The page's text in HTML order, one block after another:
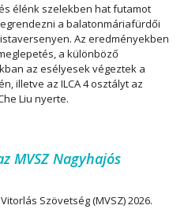
élénk szelekben hat futamot
a balatonmáriafürdői
Az eredményekben
a különböző
az esélyesek végeztek a
illetve az ILCA 4 osztályt az
Liu nyerte.
MVSZ Nagyhajós
Szövetség (MVSZ) 2026.